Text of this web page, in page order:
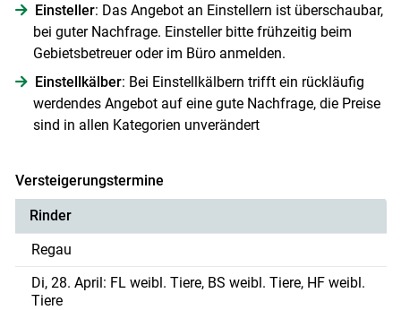
Einsteller: Das Angebot an Einstellern ist überschaubar,
bei guter Nachfrage. Einsteller bitte frühzeitig beim
Gebietsbetreuer oder im Büro anmelden.
Einstellkälber: Bei Einstellkälbern trifft ein rückläufig
werdendes Angebot auf eine gute Nachfrage, die Preise
sind in allen Kategorien unverändert
Versteigerungstermine
Rinder
Regau
Di, 28. April: FL weibl. Tiere, BS weibl. Tiere, HF weibl.
Tiere